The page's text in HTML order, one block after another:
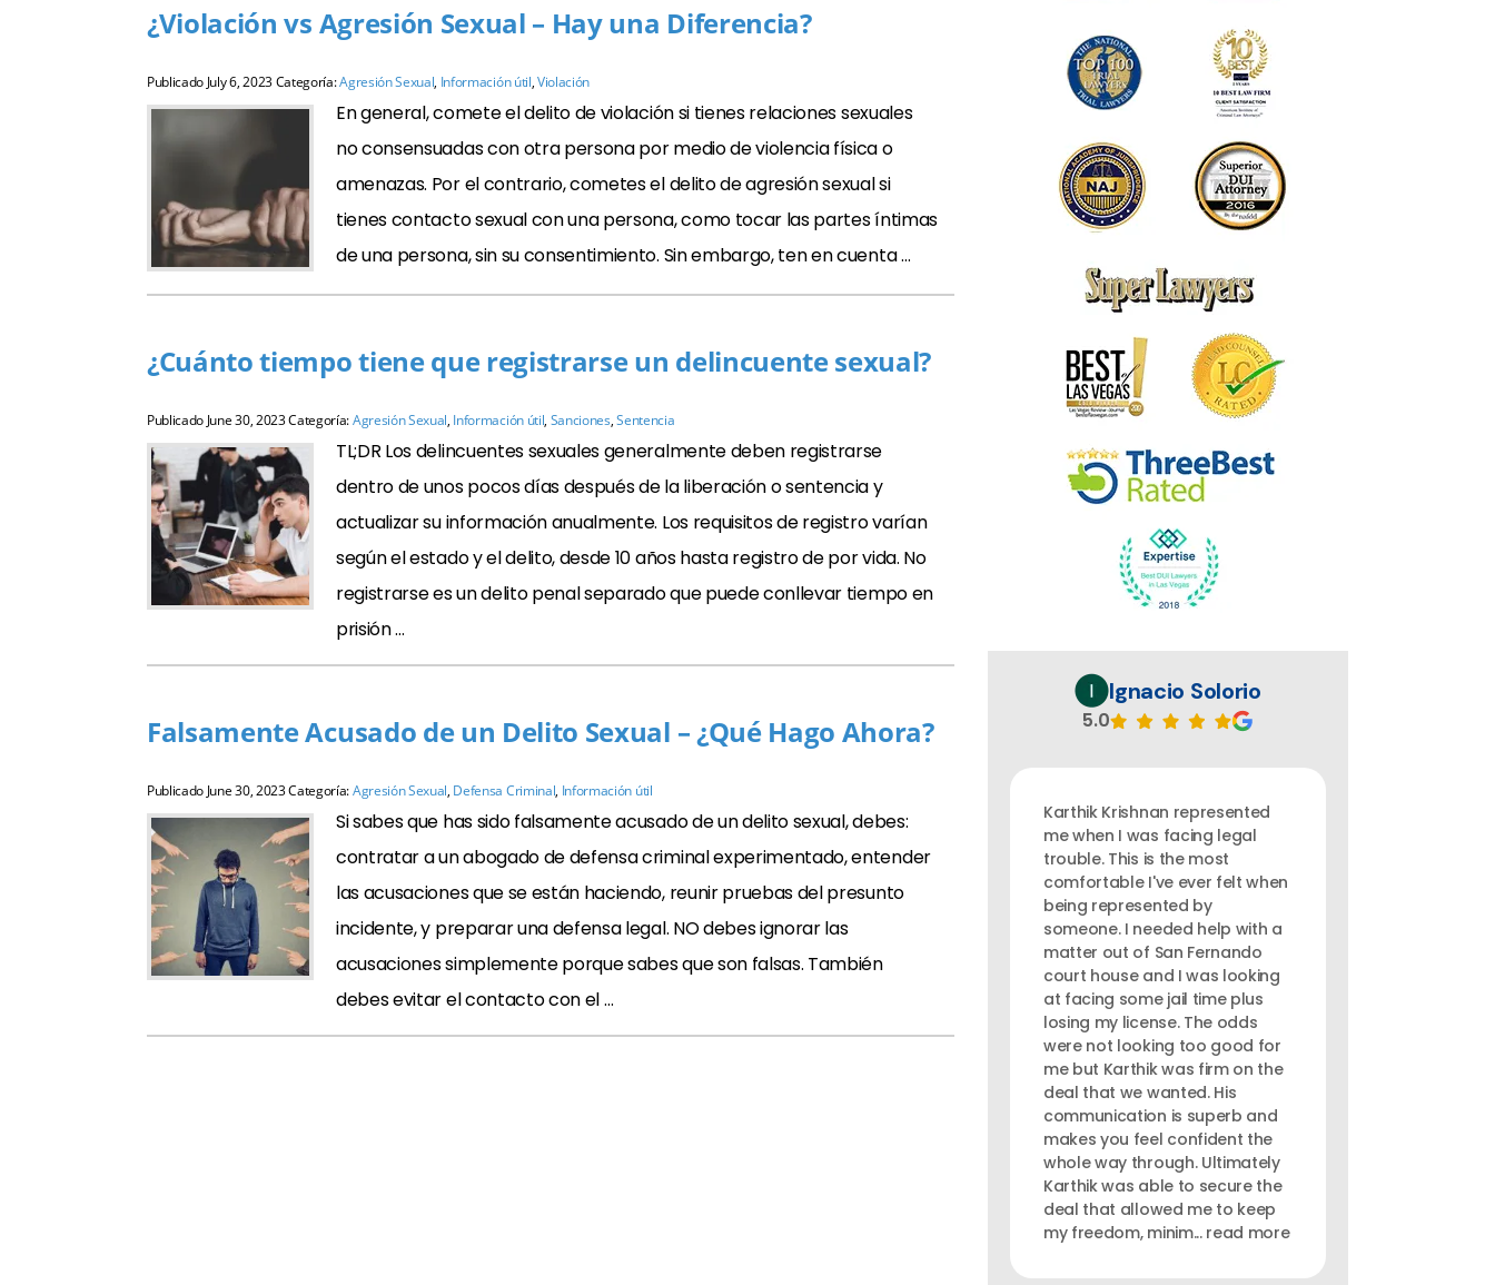
¿Violación vs Agresión Sexual – Hay una Diferencia?
Publicado July 6, 2023Categoría:Agresión Sexual, Información útil,Violación
En general, comete el delito de violación si tienes relaciones sexuales
no consensuadas con otra persona por medio de violencia física o
amenazas. Por el contrario, cometes el delito de agresión sexual si
tienes contacto sexual con una persona, como tocar las partes íntimas
de una persona, sin su consentimiento. Sin embargo, ten en cuenta …
¿Cuánto tiempo tiene que registrarse un delincuente sexual?
Publicado June 30, 2023Categoría:Agresión Sexual, Información útil, Sanciones,Sentencia
TL;DR Los delincuentes sexuales generalmente deben registrarse
dentro de unos pocos días después de la liberación o sentencia y
actualizar su información anualmente. Los requisitos de registro varían
según el estado y el delito, desde 10 años hasta registro de por vida. No
registrarse es un delito penal separado que puede conllevar tiempo en
prisión …
Falsamente Acusado de un Delito Sexual – ¿Qué Hago Ahora?
Publicado June 30, 2023Categoría:Agresión Sexual, Defensa Criminal, Información útil
Si sabes que has sido falsamente acusado de un delito sexual, debes:
contratar a un abogado de defensa criminal experimentado, entender
las acusaciones que se están haciendo, reunir pruebas del presunto
incidente, y preparar una defensa legal. NO debes ignorar las
acusaciones simplemente porque sabes que son falsas. También
debes evitar el contacto con el …
Ignacio Solorio
5.0
Karthik Krishnan represented
me when I was facing legal
trouble. This is the most
comfortable I've ever felt when
being represented by
someone. I needed help with a
matter out of San Fernando
court house and I was looking
at facing some jail time plus
losing my license. The odds
were not looking too good for
me but Karthik was firm on the
deal that we wanted. His
communication is superb and
makes you feel confident the
whole way through. Ultimately
Karthik was able to secure the
deal that allowed me to keep
my freedom, minim... read more